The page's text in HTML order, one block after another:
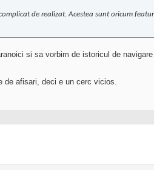
de realizat. Acestea sunt oricum
si sa vorbim de istoricul de
de afisari, deci e un cerc vicios.